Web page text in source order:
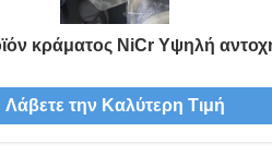
κράματος NiCr Υψηλή
Λάβετε την Καλύτερη Τιμή